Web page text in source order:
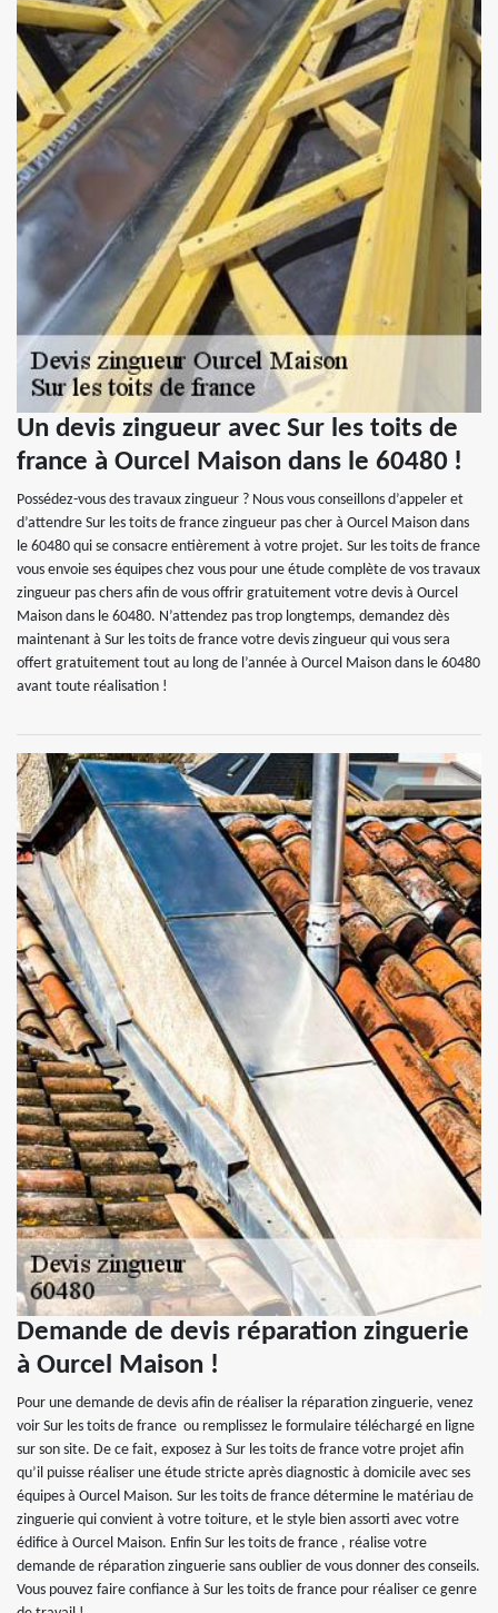
Un devis zingueur avec Sur les toits de
france à Ourcel Maison dans le 60480 !
Possédez-vous des travaux zingueur ? Nous vous conseillons d’appeler et
d’attendre Sur les toits de france zingueur pas cher à Ourcel Maison dans
le 60480 qui se consacre entièrement à votre projet. Sur les toits de france
vous envoie ses équipes chez vous pour une étude complète de vos travaux
zingueur pas chers afin de vous offrir gratuitement votre devis à Ourcel
Maison dans le 60480. N’attendez pas trop longtemps, demandez dès
maintenant à Sur les toits de france votre devis zingueur qui vous sera
offert gratuitement tout au long de l’année à Ourcel Maison dans le 60480
avant toute réalisation !
Demande de devis réparation zinguerie
à Ourcel Maison !
Pour une demande de devis afin de réaliser la réparation zinguerie, venez
voir Sur les toits de france ou remplissez le formulaire téléchargé en ligne
sur son site. De ce fait, exposez à Sur les toits de france votre projet afin
qu’il puisse réaliser une étude stricte après diagnostic à domicile avec ses
équipes à Ourcel Maison. Sur les toits de france détermine le matériau de
zinguerie qui convient à votre toiture, et le style bien assorti avec votre
édifice à Ourcel Maison. Enfin Sur les toits de france , réalise votre
demande de réparation zinguerie sans oublier de vous donner des conseils.
Vous pouvez faire confiance à Sur les toits de france pour réaliser ce genre